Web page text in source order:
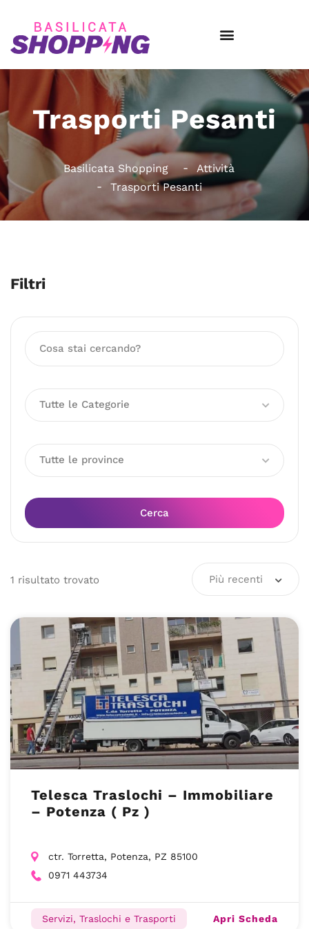
Trasporti Pesanti
Basilicata Shopping
Attività
Trasporti Pesanti
Filtri
Tutte le Categorie
Tutte le province
Cerca
1 risultato trovato Più recenti
Telesca Traslochi – Immobiliare
– Potenza ( Pz )
ctr. Torretta, Potenza, PZ 85100
0971 443734
Servizi, Traslochi e Trasporti Apri Scheda